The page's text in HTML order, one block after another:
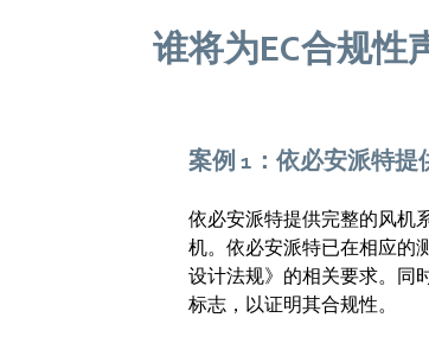
谁将为EC合规性
案例 1：依必安派特提
依必安派特提供完整的风机
机。依必安派特已在相应的
设计法规》的相关要求。同
标志，以证明其合规性。